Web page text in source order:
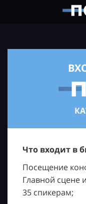
Что входит в
Посещение
Главной сцене
35 спикерам;